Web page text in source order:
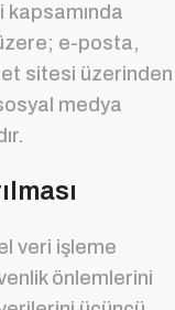
e-posta,
sitesi üzerinden
medya
veri işleme
önlemlerini